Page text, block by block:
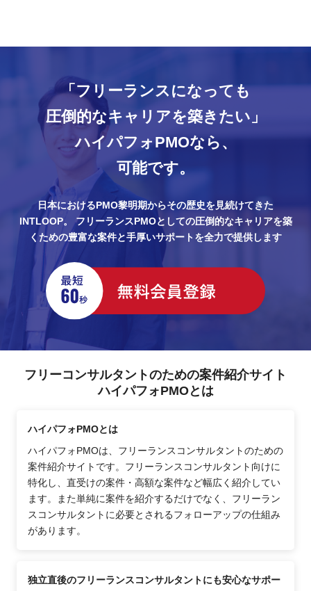
の保持
ェクトリーダーをサポートする
「フリーランスになっても
圧倒的なキャリアを築きたい」
ハイパフォPMOなら、
可能です。
日本におけるPMO黎明期からその歴史を見続けてきた
INTLOOP。
フリーランスPMOとしての圧倒的なキャリアを築
くための豊富な案件と手厚いサポートを全力で提供します
フリーコンサルタントのための案件紹介サイト
ハイパフォPMOとは
ハイパフォPMOとは
ハイパフォPMOは、フリーランスコンサルタントのための
案件紹介サイトです。フリーランスコンサルタント向けに
特化し、直受けの案件・高額な案件など幅広く紹介してい
ます。また単純に案件を紹介するだけでなく、フリーラン
スコンサルタントに必要とされるフォローアップの仕組み
があります。
独立直後のフリーランスコンサルタントにも安心なサポー